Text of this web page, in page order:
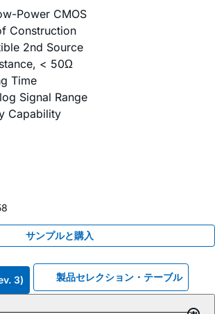
Power CMOS
Construction
2nd Source
< 50Ω
Time
Signal Range
Capability
サンプルと購入
3) 製品セレクション・テーブル